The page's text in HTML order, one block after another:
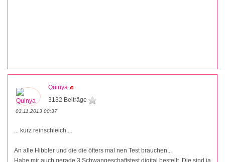
Quinya
3132 Beiträge
03.11.2013 00:37
... kurz reinschleich....
An alle Hibbler und die die öfters mal nen Test brauchen...